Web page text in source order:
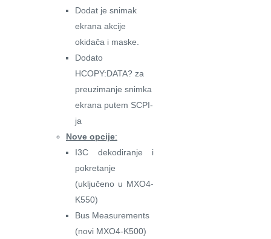
Dodat je snimak
ekrana akcije
okidača i maske.
Dodato
HCOPY:DATA? za
preuzimanje snimka
ekrana putem SCPI-
ja
Nove opcije:
I3C dekodiranje i
pokretanje
(uključeno u MXO4-
K550)
Bus Measurements
(novi MXO4-K500)